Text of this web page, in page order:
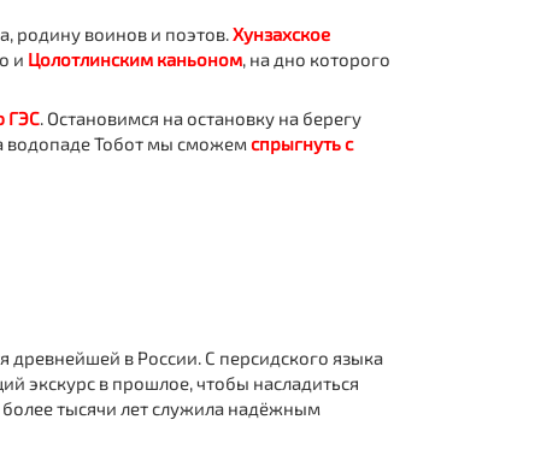
родину воинов и поэтов.Хунзахское
и Цолотлинским каньоном, на дно которого
ГЭС. Остановимся на остановку на берегу
водопаде Тобот мы сможемспрыгнуть с
древнейшей в России. С персидского языка
экскурс в прошлое, чтобы насладиться
тысячи лет служила надёжным